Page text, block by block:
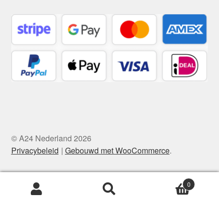
© A24 Nederland 2026
Privacybeleid
Gebouwd met WooCommerce.
Zoeken
0